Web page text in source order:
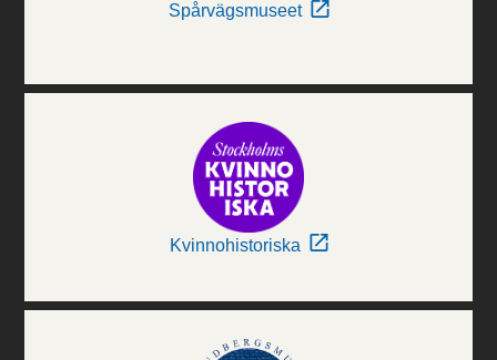
Spårvägsmuseet
Kvinnohistoriska